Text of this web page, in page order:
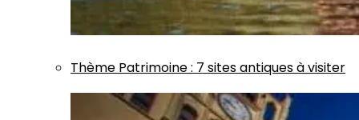
Thème Patrimoine: 7 sites antiques à visiter